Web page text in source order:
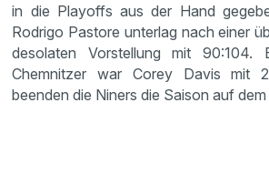
in die Playoffs aus der Hand
Rodrigo Pastore unterlag nach einer
desolaten Vorstellung mit 90:104.
Chemnitzer war Corey Davis mit
beenden die Niners die Saison auf